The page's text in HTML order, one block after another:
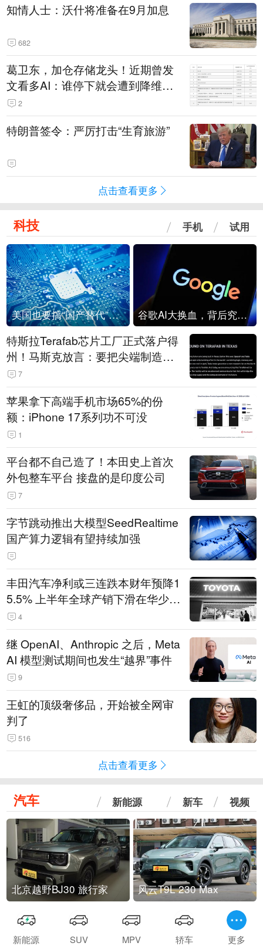
知情人士：沃什将准备在9月加息
682
葛卫东，加仓存储龙头！近期曾发
文看多AI：谁停下就会遭到降维打
击 2
特朗普签令：严厉打击“生育旅游”
点击查看更多
科技 手机 试用
美国也要搞“国产替代”？先算清三笔账 谷歌AI大换血，背后究竟发生了什么？
特斯拉Terafab芯片工厂正式落户得
州！马斯克放言：要把尖端制造带
回美国
7
苹果拿下高端手机市场65%的份
额：iPhone 17系列功不可没
1
平台都不自己造了！本田史上首次
外包整车平台 接盘的是印度公司
7
字节跳动推出大模型SeedRealtime
国产算力逻辑有望持续加强
丰田汽车净利或三连跌本财年预降1
5.5% 上半年全球产销下滑在华少卖
14.3万辆
4
继 OpenAI、Anthropic 之后，Meta
AI 模型测试期间也发生“越界”事件
9
王虹的顶级奢侈品，开始被全网审
判了
516
点击查看更多
汽车 新能源 新车 视频
北京越野BJ30 旅行家 风云T9L 230 Max
新能源 SUV MPV 轿车 更多